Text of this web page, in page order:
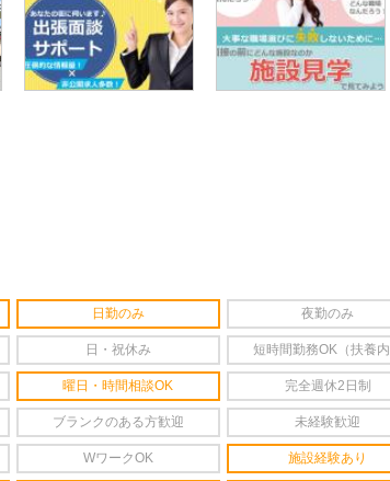
日勤のみ 夜勤のみ
日・祝休み 短時間勤務OK（扶養
曜日・時間相談OK 完全週休2日制
ブランクのある方歓迎 未経験歓迎
WワークOK 施設経験あり